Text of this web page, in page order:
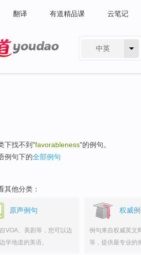
翻译 有道精品课 云笔记
中英
下找不到"favorableness"的例句。
例句下的全部例句
其他分类：
原声例句
VOA、美剧等，您可以边
学地道的美语。
权威
例句来自权威英文
等，提供最专业的